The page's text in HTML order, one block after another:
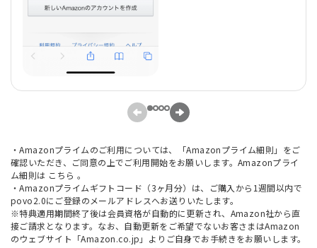
・Amazonプライムのご利用については、「Amazonプライム細則」をご
確認いただき、ご同意の上でご利用開始をお願いします。Amazonプライ
ム細則は こちら 。
・Amazonプライムギフトコード（3ヶ月分）は、ご購入から1週間以内で
povo2.0にご登録のメールアドレスへお送りいたします。
※特典適用期間終了後は会員資格が自動的に更新され、Amazon社から直
接ご請求となります。なお、自動更新をご希望でないお客さまはAmazon
のウェブサイト「Amazon.co.jp」よりご自身でお手続きをお願いします。